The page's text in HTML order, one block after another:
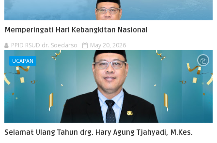
Memperingati Hari Kebangkitan Nasional
PPID RSUD dr. Soedarso May 20, 2026
UCAPAN
Selamat Ulang Tahun drg. Hary Agung Tjahyadi, M.Kes.